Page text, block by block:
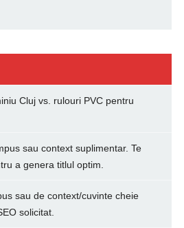
Cluj vs. rulouri PVC pentru
sau context suplimentar. Te
a genera titlul optim.
sau de context/cuvinte cheie
solicitat.